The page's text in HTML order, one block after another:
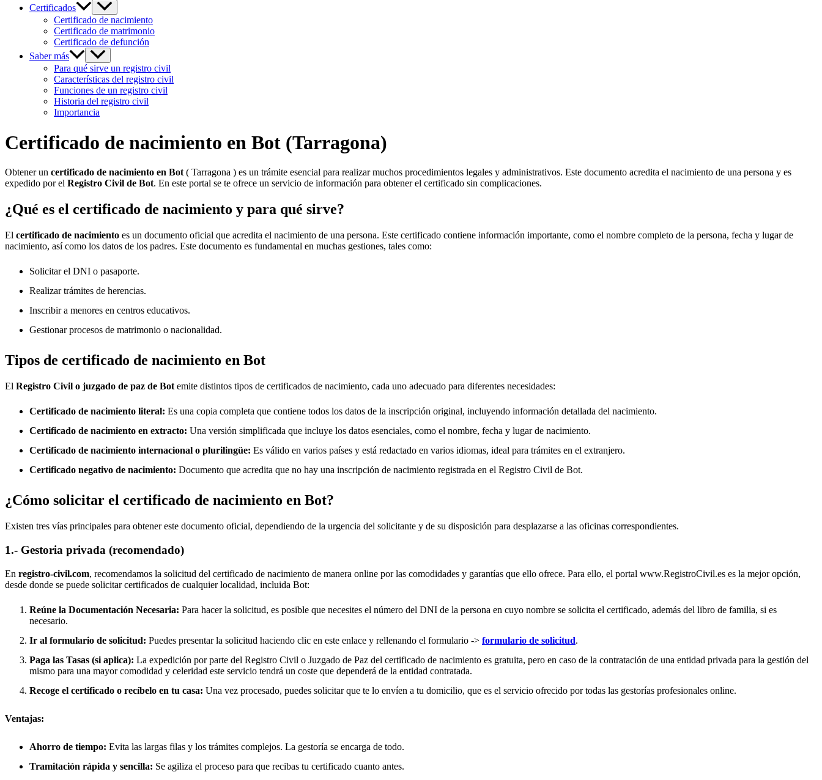
Certificados
Certificado de nacimiento
Certificado de matrimonio
Certificado de defunción
Saber más
Para qué sirve un registro civil
Características del registro civil
Funciones de un registro civil
Historia del registro civil
Importancia
Certificado de nacimiento en Bot (Tarragona)
Obtener un certificado de nacimiento en Bot ( Tarragona ) es un trámite esencial para realizar muchos procedimientos legales y administrativos. Este documento acredita el nacimiento de una persona y es
expedido por el Registro Civil de Bot. En este portal se te ofrece un servicio de información para obtener el certificado sin complicaciones.
¿Qué es el certificado de nacimiento y para qué sirve?
El certificado de nacimiento es un documento oficial que acredita el nacimiento de una persona. Este certificado contiene información importante, como el nombre completo de la persona, fecha y lugar de
nacimiento, así como los datos de los padres. Este documento es fundamental en muchas gestiones, tales como:
Solicitar el DNI o pasaporte.
Realizar trámites de herencias.
Inscribir a menores en centros educativos.
Gestionar procesos de matrimonio o nacionalidad.
Tipos de certificado de nacimiento en Bot
El Registro Civil o juzgado de paz de Bot emite distintos tipos de certificados de nacimiento, cada uno adecuado para diferentes necesidades:
Certificado de nacimiento literal: Es una copia completa que contiene todos los datos de la inscripción original, incluyendo información detallada del nacimiento.
Certificado de nacimiento en extracto: Una versión simplificada que incluye los datos esenciales, como el nombre, fecha y lugar de nacimiento.
Certificado de nacimiento internacional o plurilingüe: Es válido en varios países y está redactado en varios idiomas, ideal para trámites en el extranjero.
Certificado negativo de nacimiento: Documento que acredita que no hay una inscripción de nacimiento registrada en el Registro Civil de Bot.
¿Cómo solicitar el certificado de nacimiento en Bot?
Existen tres vías principales para obtener este documento oficial, dependiendo de la urgencia del solicitante y de su disposición para desplazarse a las oficinas correspondientes.
1.- Gestoria privada (recomendado)
En registro-civil.com, recomendamos la solicitud del certificado de nacimiento de manera online por las comodidades y garantías que ello ofrece. Para ello, el portal www.RegistroCivil.es es la mejor opción,
desde donde se puede solicitar certificados de cualquier localidad, incluida Bot:
Reúne la Documentación Necesaria: Para hacer la solicitud, es posible que necesites el número del DNI de la persona en cuyo nombre se solicita el certificado, además del libro de familia, si es
necesario.
Ir al formulario de solicitud: Puedes presentar la solicitud haciendo clic en este enlace y rellenando el formulario -> formulario de solicitud.
Paga las Tasas (si aplica): La expedición por parte del Registro Civil o Juzgado de Paz del certificado de nacimiento es gratuita, pero en caso de la contratación de una entidad privada para la gestión del
mismo para una mayor comodidad y celeridad este servicio tendrá un coste que dependerá de la entidad contratada.
Recoge el certificado o recíbelo en tu casa: Una vez procesado, puedes solicitar que te lo envíen a tu domicilio, que es el servicio ofrecido por todas las gestorías profesionales online.
Ventajas:
Ahorro de tiempo: Evita las largas filas y los trámites complejos. La gestoría se encarga de todo.
Tramitación rápida y sencilla: Se agiliza el proceso para que recibas tu certificado cuanto antes.